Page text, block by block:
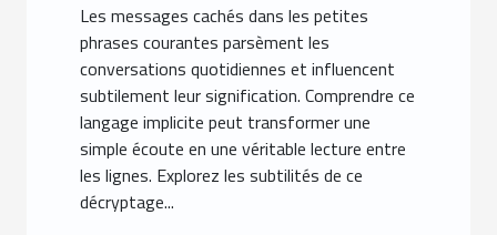
Les messages cachés dans les petites
phrases courantes parsèment les
conversations quotidiennes et influencent
subtilement leur signification. Comprendre ce
langage implicite peut transformer une
simple écoute en une véritable lecture entre
les lignes. Explorez les subtilités de ce
décryptage...